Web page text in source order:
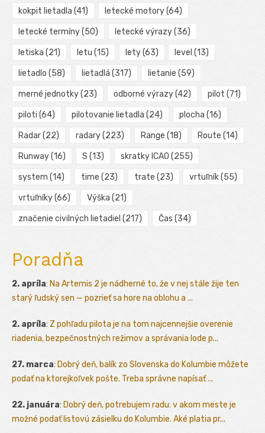
kokpit lietadla (41) letecké motory(64)
letecké termíny(50) letecké výrazy(36)
letiska (21) letu (15) lety(63) level (13)
lietadlo (58) lietadlá (317) lietanie (59)
merné jednotky(23) odborné výrazy(42) pilot (71)
piloti (64) pilotovanie lietadla (24) plocha (16)
Radar(22) radary(223) Range (18) Route (14)
Runway(16) S (13) skratky ICAO (255)
system (14) time (23) trate (23) vrtuľník(55)
vrtuľníky(66) Výška (21)
značenie civilných lietadiel (217) Čas (34)
Poradňa
2. apríla: Na Artemis 2 je nádherné to, že v nej stále žije ten
starý ľudský sen — pozrieť sa hore na oblohu a ...
2. apríla: Z pohľadu pilota je na tom najcennejšie overenie
riadenia, bezpečnostných režimov a správania lode p...
27. marca: Dobrý deň, balík zo Slovenska do Kolumbie môžete
podať na ktorejkoľvek pošte. Treba správne napísať ...
22. januára: Dobrý deň, potrebujem radu: v akom meste je
možné podať listovú zásielku do Kolumbie. Aké platia pr...